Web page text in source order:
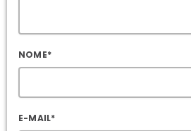
NOME*
E-MAIL*